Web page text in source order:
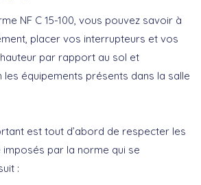
NF C 15-100, vous pouvez savoir à
placer vos interrupteurs et vos
par rapport au sol et
les équipements présents dans la salle
est tout d’abord de respecter les
par la norme qui se
: